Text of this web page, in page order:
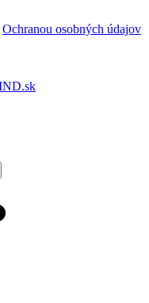
Ochranou osobných údajov